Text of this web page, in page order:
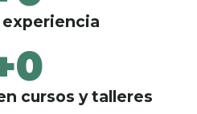
experiencia
0
cursos y talleres